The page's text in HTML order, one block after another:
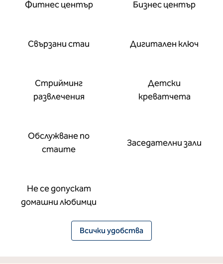
Фитнес център Бизнес център
Свързани стаи Дигитален ключ
Стрийминг
развлечения
Детски
креватчета
Обслужване по
стаите
Заседателни зали
Не се допускат
домашни любимци
Всички удобства